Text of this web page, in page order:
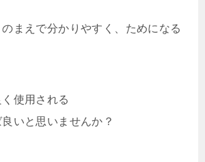
のまえで分かりやすく、ためになる
使用される
いと思いませんか？